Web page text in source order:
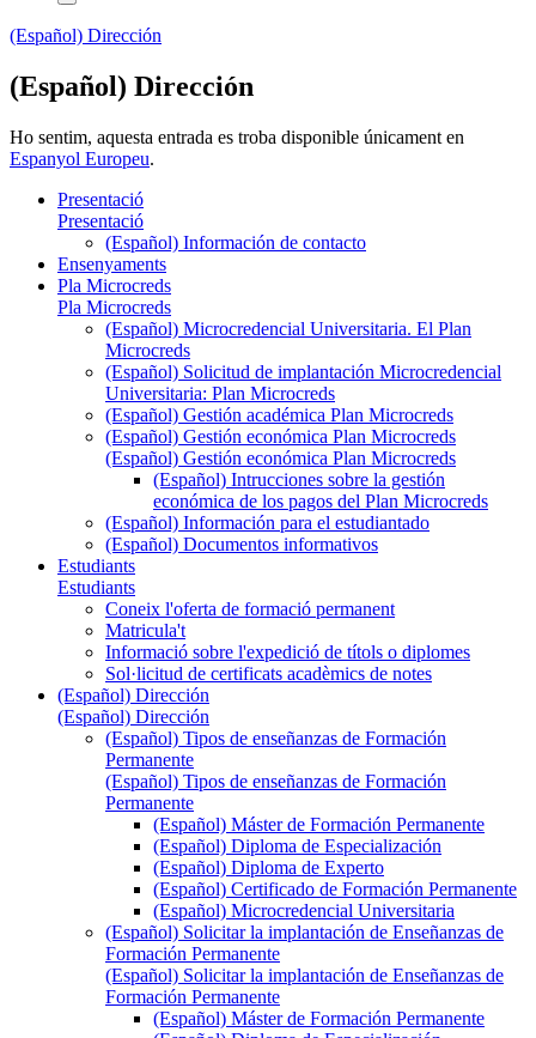
(Español) Dirección
(Español) Dirección
Ho sentim, aquesta entrada es troba disponible únicament en
Espanyol Europeu.
Presentació
Presentació
(Español) Información de contacto
Ensenyaments
Pla Microcreds
Pla Microcreds
(Español) Microcredencial Universitaria. El Plan
Microcreds
(Español) Solicitud de implantación Microcredencial
Universitaria: Plan Microcreds
(Español) Gestión académica Plan Microcreds
(Español) Gestión económica Plan Microcreds
(Español) Gestión económica Plan Microcreds
(Español) Intrucciones sobre la gestión
económica de los pagos del Plan Microcreds
(Español) Información para el estudiantado
(Español) Documentos informativos
Estudiants
Estudiants
Coneix l'oferta de formació permanent
Matricula't
Informació sobre l'expedició de títols o diplomes
Sol·licitud de certificats acadèmics de notes
(Español) Dirección
(Español) Dirección
(Español) Tipos de enseñanzas de Formación
Permanente
(Español) Tipos de enseñanzas de Formación
Permanente
(Español) Máster de Formación Permanente
(Español) Diploma de Especialización
(Español) Diploma de Experto
(Español) Certificado de Formación Permanente
(Español) Microcredencial Universitaria
(Español) Solicitar la implantación de Enseñanzas de
Formación Permanente
(Español) Solicitar la implantación de Enseñanzas de
Formación Permanente
(Español) Máster de Formación Permanente